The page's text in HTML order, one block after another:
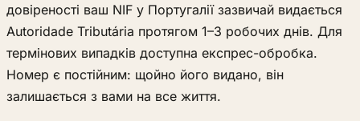
довіреності ваш NIF у Португалії зазвичай видається
Autoridade Tributária протягом 1–3 робочих днів. Для
термінових випадків доступна експрес-обробка.
Номер є постійним: щойно його видано, він
залишається з вами на все життя.